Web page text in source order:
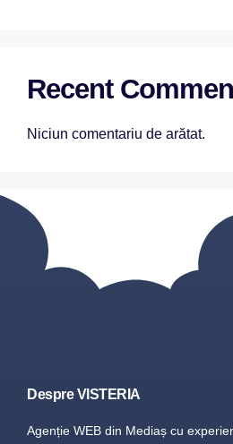
Recent
Niciun comentariu de arătat.
Despre VISTERIA
Agenție WEB din Mediaș cu